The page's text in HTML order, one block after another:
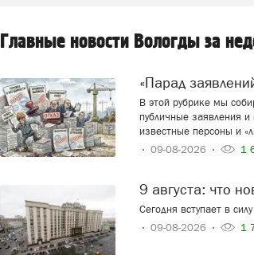
Главные новости Вологды за
«Парад
В этой рубрике мы
публичные заявления
известные персоны и
09-08-2026
1
9 августа: что
Сегодня вступает в
09-08-2026
1